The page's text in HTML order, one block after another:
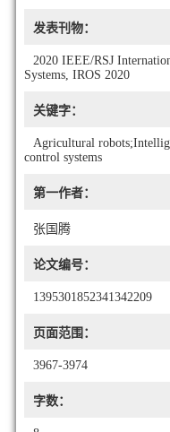
发表刊物：
2020 IEEE/RSJ
Systems, IROS 2020
关键字：
Agricultural
control systems
第一作者：
张国腾
论文编号：
1395301852341342209
页面范围：
3967-3974
字数：